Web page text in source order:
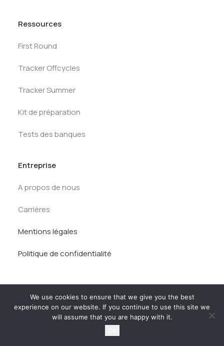
Ressources
First Round
Tracker Offcycles
Tracker Summer
Kit de préparation
Tests des banques
Entreprise
A propos de nous
Carrières
Mentions légales
Politique de confidentialité
© AlumnEye 2026. Tous droits réservés.
We use cookies to ensure that we give you the best
experience on our website. If you continue to use this site we
will assume that you are happy with it.